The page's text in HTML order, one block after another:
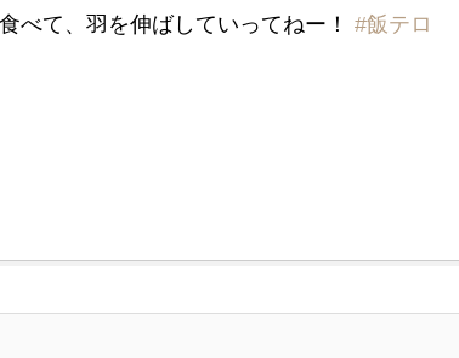
べて、羽を伸ばしていってねー！ #飯テロ